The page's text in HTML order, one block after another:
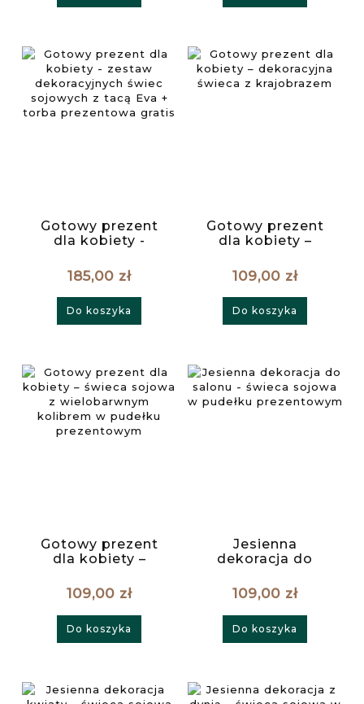
Gotowy prezent
dla kobiety -
dekoracyjnych
świec sojowych z
tacą Eva + torba
prezentowa gratis
185,00 zł
Do koszyka
Gotowy prezent
dla kobiety –
świeca z
krajobrazem
109,00 zł
Do koszyka
Gotowy prezent
dla kobiety –
wielobarwnym
kolibrem w
pudełku
prezentowym
109,00 zł
Do koszyka
Jesienna
dekoracja do
sojowa w pudełku
prezentowym
109,00 zł
Do koszyka